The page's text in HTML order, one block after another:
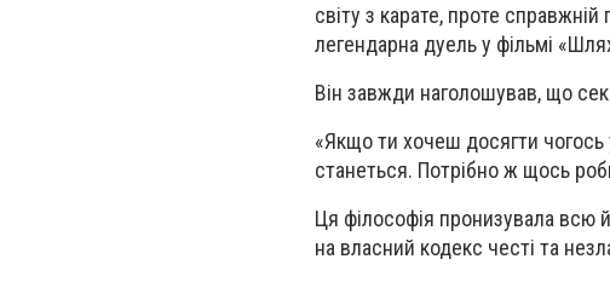
світу з карате, проте
легендарна дуель у фільмі
Він завжди наголошував, що
«Якщо ти хочеш досягти чогось
станеться. Потрібно ж щось
Ця філософія пронизувала всю
на власний кодекс честі та